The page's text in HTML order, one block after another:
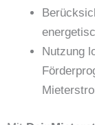
Nutzung